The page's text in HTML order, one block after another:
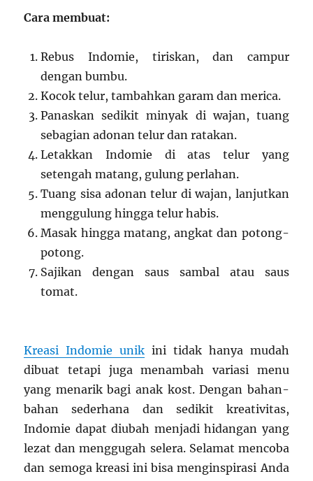
Cara membuat:
Rebus Indomie, tiriskan, dan campur
dengan bumbu.
Kocok telur, tambahkan garam dan merica.
Panaskan sedikit minyak di wajan, tuang
sebagian adonan telur dan ratakan.
Letakkan Indomie di atas telur yang
setengah matang, gulung perlahan.
Tuang sisa adonan telur di wajan, lanjutkan
menggulung hingga telur habis.
Masak hingga matang, angkat dan potong-
potong.
Sajikan dengan saus sambal atau saus
tomat.
Kreasi Indomie unik ini tidak hanya mudah
dibuat tetapi juga menambah variasi menu
yang menarik bagi anak kost. Dengan bahan-
bahan sederhana dan sedikit kreativitas,
Indomie dapat diubah menjadi hidangan yang
lezat dan menggugah selera. Selamat mencoba
dan semoga kreasi ini bisa menginspirasi Anda